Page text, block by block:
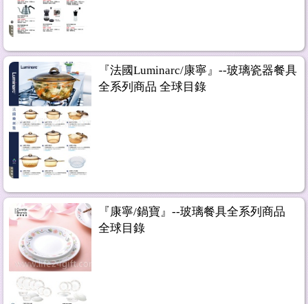
『法國Luminarc/康寧』--玻璃瓷器餐具
全系列商品 全球目錄
『康寧/鍋寶』--玻璃餐具全系列商品
全球目錄